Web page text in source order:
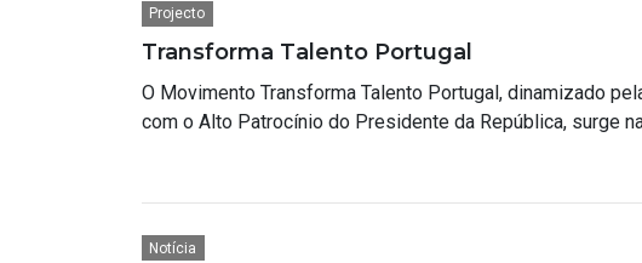
Projecto
Transforma Talento Portugal
O Movimento Transforma Talento Portugal, dinamizado
com o Alto Patrocínio do Presidente da República, surge
Notícia